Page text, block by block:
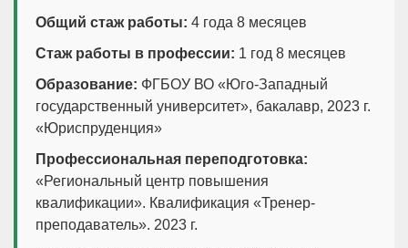
Общий стаж работы: 4 года 8 месяцев
Стаж работы в профессии: 1 год 8 месяцев
Образование: ФГБОУ ВО «Юго-Западный
государственный университет», бакалавр, 2023 г.
«Юриспруденция»
Профессиональная переподготовка:
«Региональный центр повышения
квалификации». Квалификация «Тренер-
преподаватель». 2023 г.